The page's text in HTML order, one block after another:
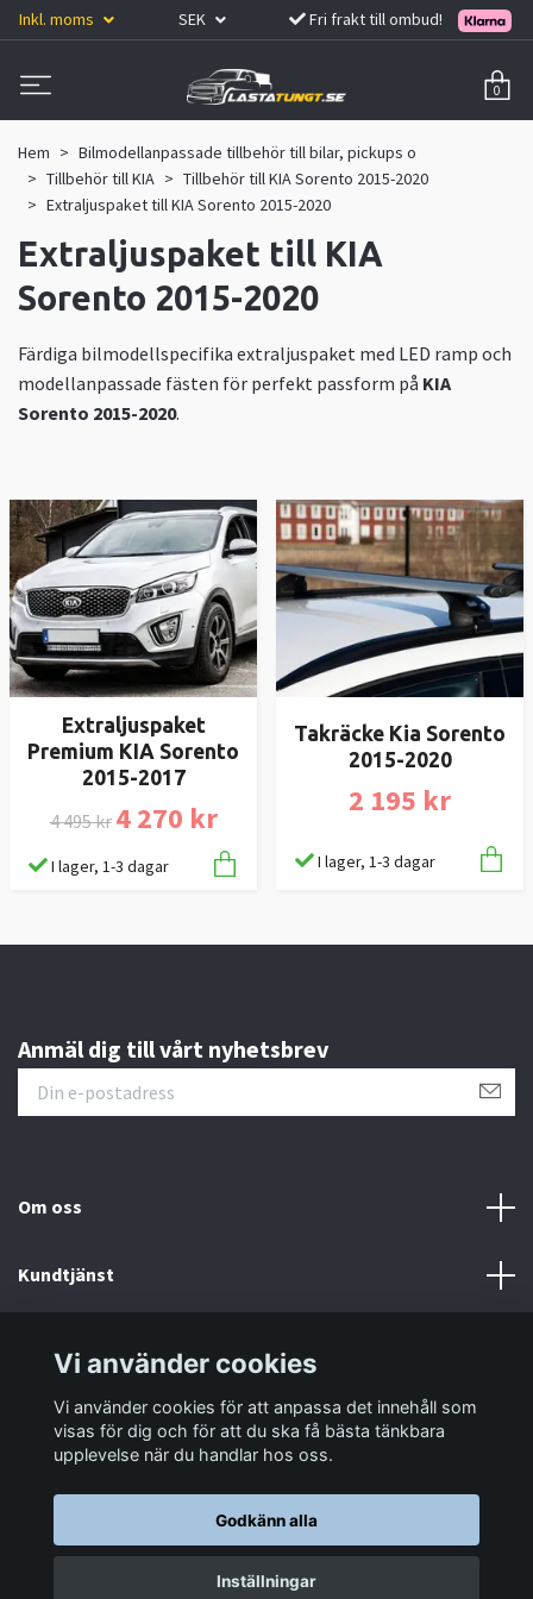
Inkl. moms SEK Fri frakt till ombud!
0
Hem
Bilmodellanpassade tillbehör till bilar, pickups o
Tillbehör till KIA
Tillbehör till KIA Sorento 2015-2020
Extraljuspaket till KIA Sorento 2015-2020
Extraljuspaket till KIA
Sorento 2015-2020
Färdiga bilmodellspecifika extraljuspaket med LED ramp och
modellanpassade fästen för perfekt passform på KIA
Sorento 2015-2020.
Extraljuspaket
Premium KIA Sorento
2015-2017
4 495 kr 4 270 kr
I lager, 1-3 dagar
Takräcke Kia Sorento
2015-2020
2 195 kr
I lager, 1-3 dagar
Anmäl dig till vårt nyhetsbrev
Om oss
Kundtjänst
Sociala medier
© 2026 LastaTungt.se
Vi använder cookies
Vi använder cookies för att anpassa det innehåll som
visas för dig och för att du ska få bästa tänkbara
upplevelse när du handlar hos oss.
Godkänn alla
Inställningar